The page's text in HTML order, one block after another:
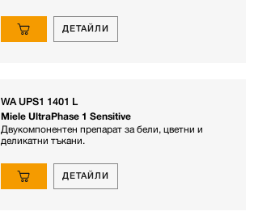
ДЕТАЙЛИ
WA UPS1 1401 L
Miele UltraPhase 1 Sensitive
Двукомпонентен препарат за бели, цветни и
деликатни тъкани.
ДЕТАЙЛИ